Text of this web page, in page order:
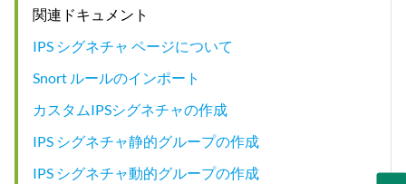
関連ドキュメント
IPS シグネチャ ページについて
Snort ルールのインポート
カスタムIPSシグネチャの作成
IPS シグネチャ静的グループの作成
IPS シグネチャ動的グループの作成